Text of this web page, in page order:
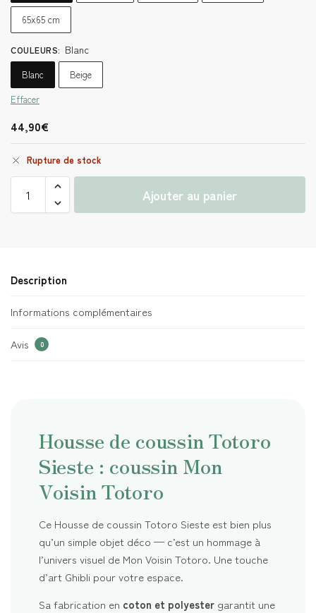
65x65 cm
COULEURS: Blanc
Blanc
Beige
Effacer
44,90€
Rupture de stock
Ajouter au panier
Description
Informations complémentaires
Avis 0
Housse de coussin Totoro
Sieste : coussin Mon
Voisin Totoro
Ce Housse de coussin Totoro Sieste est bien plus
qu’un simple objet déco — c’est un hommage à
l’univers visuel de Mon Voisin Totoro. Une touche
d’art Ghibli pour votre espace.
Sa fabrication en coton et polyester garantit une